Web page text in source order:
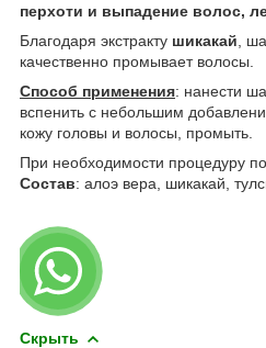
перхоти и выпадение волос,
Благодаря экстракту шикакай ,
качественно промывает волосы.
Способ применения: нанести
вспенить с небольшим
кожу головы и волосы, промыть.
При необходимости процедуру
Состав: алоэ вера, шикакай,
Скрыть